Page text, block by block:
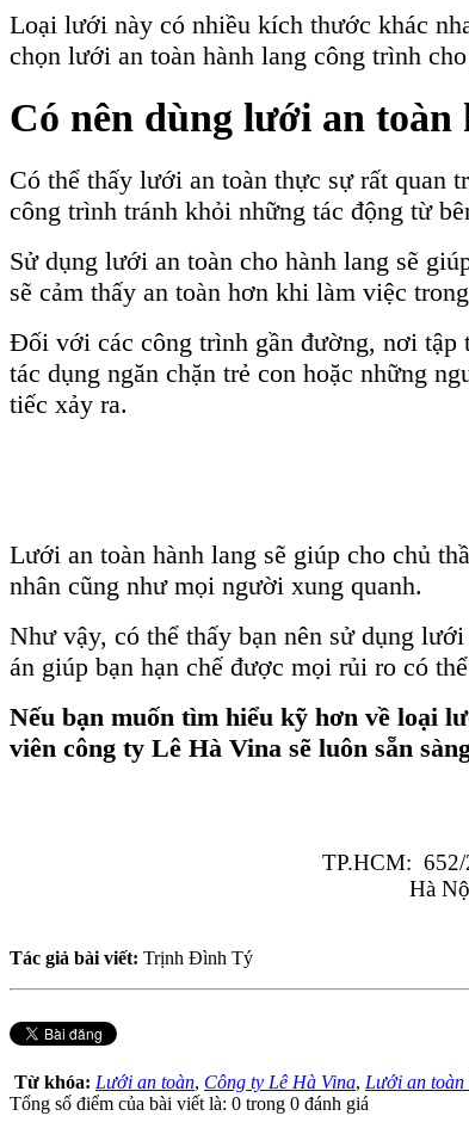
Loại lưới này có nhiều kích thước khác
chọn lưới an toàn hành lang công trình
Có nên dùng lưới an
Có thể thấy lưới an toàn thực sự rất quan
công trình tránh khỏi những tác động từ
Sử dụng lưới an toàn cho hành lang sẽ
sẽ cảm thấy an toàn hơn khi làm việc
Đối với các công trình gần đường, nơi tập
tác dụng ngăn chặn trẻ con hoặc những
tiếc xảy ra.
Lưới an toàn hành lang sẽ giúp cho chủ
nhân cũng như mọi người xung quanh.
Như vậy, có thể thấy bạn nên sử dụng
án giúp bạn hạn chế được mọi rủi ro có
Nếu bạn muốn tìm hiểu kỹ hơn về loại
viên công ty Lê Hà Vina sẽ luôn sẵn
TP.HCM:
Hà
Tác giả bài viết: Trịnh Đình Tý
Từ khóa: Lưới an toàn, Công ty Lê Hà Vina, Lưới an toàn
Tổng số điểm của bài viết là: 0 trong 0 đánh giá